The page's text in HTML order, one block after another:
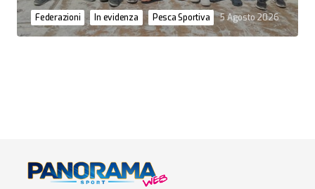
Federazioni In evidenza Pesca Sportiva 5 Agosto 2026